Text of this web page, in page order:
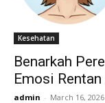
Kesehatan
Benarkah
Emosi
admin - March 16, 2026